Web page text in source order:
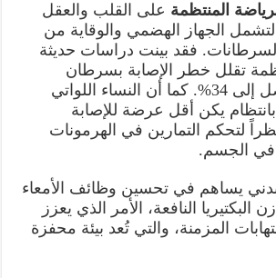
المنتظمة على القلب والعقل
الجهاز الهضمي والوقاية من
فقد بينت دراسات حديثة
تقلل خطر الإصابة بسرطان
القولون بنسبة تصل إلى 34%. كما أن النساء اللواتي
يكن أقل عرضة للإصابة
لتحكم التمارين في الهرمونات
في الجسم.
يساهم في تحسين وظائف الأمعاء
النافعة، الأمر الذي يعزز
المزمنة، والتي تُعد بيئة محفزة